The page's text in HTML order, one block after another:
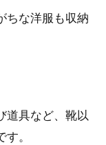
ちな洋服も収納
道具など、靴以
。